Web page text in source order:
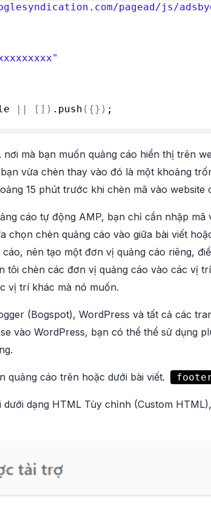
pagead/js/
|| []) . push ({}) ;
mà bạn muốn quảng cáo hiển thị trên
vừa chèn thay vào đó là một khoảng
15 phút trước khi chèn mã vào website
cáo tự động AMP, bạn chỉ cần nhập mã
chọn chèn quảng cáo vào giữa bài viết
nên tạo một đơn vị quảng cáo riêng,
tôi chèn các đơn vị quảng cáo vào các vị
vị trí khác mà nó muốn.
(Bogspot), WordPress và tất cả các
vào WordPress, bạn có thể thể sử dụng
quảng cáo trên hoặc dưới bài viết.
dạng HTML Tùy chỉnh (Custom